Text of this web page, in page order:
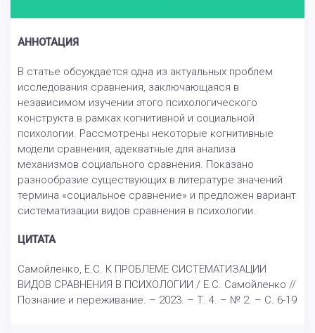
АННОТАЦИЯ
В статье обсуждается одна из актуальных проблем
исследования сравнения, заключающаяся в
независимом изучении этого психологического
конструкта в рамках когнитивной и социальной
психологии. Рассмотрены некоторые когнитивные
модели сравнения, адекватные для анализа
механизмов социального сравнения. Показано
разнообразие существующих в литературе значений
термина «социальное сравнение» и предложен вариант
систематизации видов сравнения в психологии.
ЦИТАТА
Самойленко, Е.С. К ПРОБЛЕМЕ СИСТЕМАТИЗАЦИИ
ВИДОВ СРАВНЕНИЯ В ПСИХОЛОГИИ / Е.С. Самойленко //
Познание и переживание. – 2023. – Т. 4. – № 2. – С. 6-19